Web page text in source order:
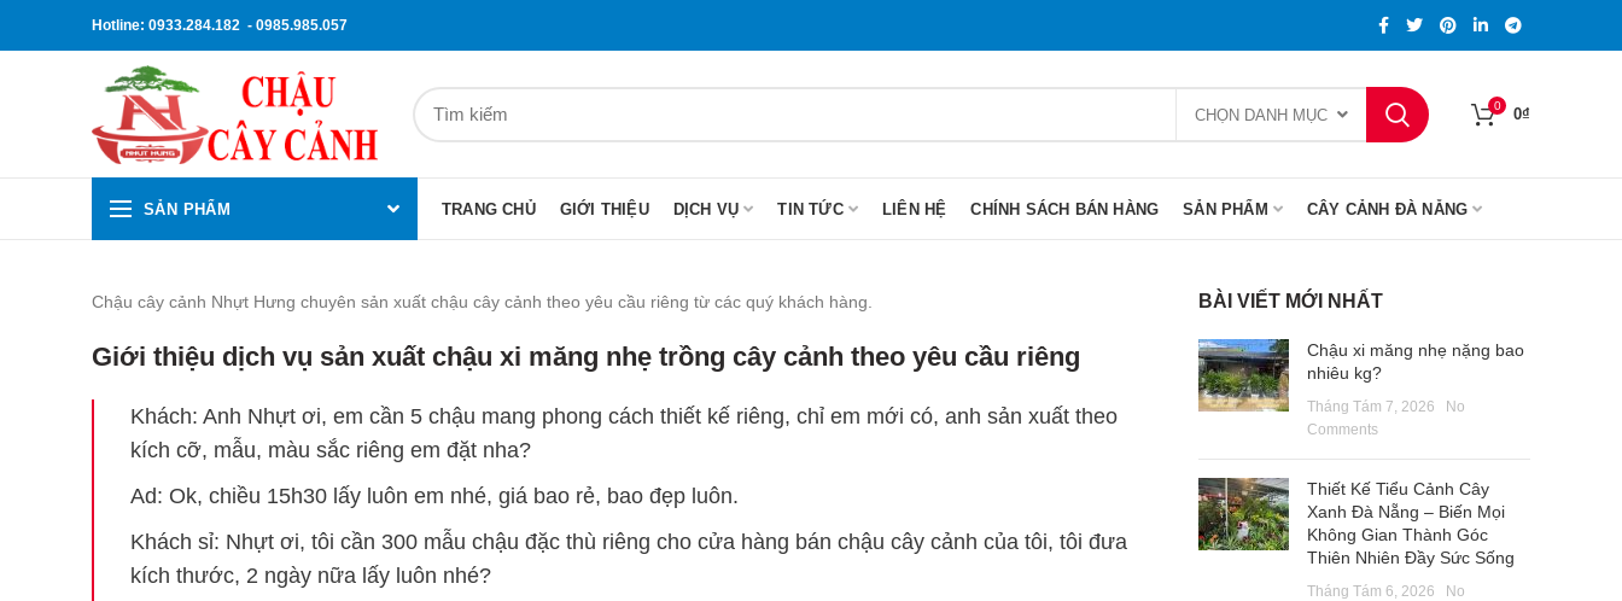
Hotline: 0933.284.182 - 0985.985.057
CHỌN DANH MỤC
0 0₫
SẢN PHẨM TRANG CHỦ GIỚI THIỆU DỊCH VỤ TIN TỨC LIÊN HỆ CHÍNH SÁCH BÁN HÀNG SẢN PHẨM CÂY CẢNH ĐÀ NẴNG
Chậu cây cảnh Nhựt Hưng chuyên sản xuất chậu cây cảnh theo yêu cầu riêng từ các quý khách hàng.
Giới thiệu dịch vụ sản xuất chậu xi măng nhẹ trồng cây cảnh theo yêu cầu riêng
Khách: Anh Nhựt ơi, em cần 5 chậu mang phong cách thiết kế riêng, chỉ em mới có, anh sản xuất theo
kích cỡ, mẫu, màu sắc riêng em đặt nha?
Ad: Ok, chiều 15h30 lấy luôn em nhé, giá bao rẻ, bao đẹp luôn.
Khách sỉ: Nhựt ơi, tôi cần 300 mẫu chậu đặc thù riêng cho cửa hàng bán chậu cây cảnh của tôi, tôi đưa
kích thước, 2 ngày nữa lấy luôn nhé?
BÀI VIẾT MỚI NHẤT
Chậu xi măng nhẹ nặng bao
nhiêu kg?
Tháng Tám 7, 2026
No
Comments
Thiết Kế Tiểu Cảnh Cây
Xanh Đà Nẵng – Biến Mọi
Không Gian Thành Góc
Thiên Nhiên Đầy Sức Sống
Tháng Tám 6, 2026
No